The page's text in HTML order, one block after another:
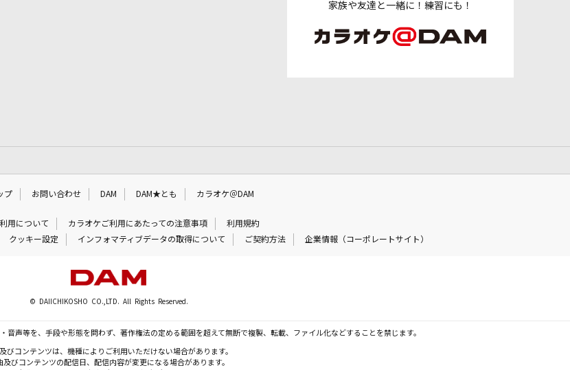
家族や友達と一緒に！練習にも！
プ お問い合わせ DAM DAM★とも カラオケ＠DAM
用について カラオケご利用にあたっての注意事項
利用規約
クッキー設定 インフォマティブデータの取得について ご契約方法 企業情報（コーポレートサイト）
© DAIICHIKOSHO CO.,LTD. All Rights Reserved.
音声等を、手段や形態を問わず、著作権法の定める範囲を超えて無断で複製、転載、ファイル化などすることを禁じます。
びコンテンツは、機種によりご利用いただけない場合があります。
及びコンテンツの配信日、配信内容が変更になる場合があります。